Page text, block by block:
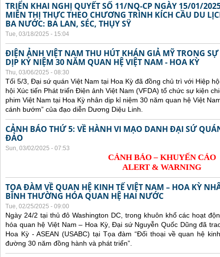
TRIỂN KHAI NGHỊ QUYẾT SỐ 11/NQ-CP NGÀY 15/01/
MIỄN THỊ THỰC THEO CHƯƠNG TRÌNH KÍCH CẦU DU
BA NƯỚC: BA LAN, SÉC, THỤY SŸ
Tue, 03/18/2025 - 15:04
ĐIỆN ẢNH VIỆT NAM THU HÚT KHÁN GIẢ MỸ TRONG
DỊP KỶ NIỆM 30 NĂM QUAN HỆ VIỆT NAM - HOA KỲ
Thu, 03/06/2025 - 08:30
Tối 5/3, Đại sứ quán Việt Nam tại Hoa Kỳ đã đồng chủ trì với Hiệp
hội Xúc tiến Phát triển Điện ảnh Việt Nam (VFDA) tổ chức sự kiện
phim Việt Nam tại Hoa Kỳ nhân dịp kỉ niệm 30 năm quan hệ Việt
cánh bướm” của đạo diễn Dương Diệu Linh.
CẢNH BÁO THỨ 5: VỀ HÀNH VI MẠO DANH ĐẠI SỨ
ĐẢO
Sun, 03/02/2025 - 07:53
CẢNH BÁO – KHUYẾN CÁO
ALERT & WARNING
TỌA ĐÀM VỀ QUAN HỆ KINH TẾ VIỆT NAM – HOA KỲ
BÌNH THƯỜNG HÓA QUAN HỆ HAI NƯỚC
Tue, 02/25/2025 - 09:00
Ngày 24/2 tại thủ đô Washington DC, trong khuôn khổ các hoạt
hóa quan hệ Việt Nam – Hoa Kỳ, Đại sứ Nguyễn Quốc Dũng đã
Hoa Kỳ - ASEAN (USABC) tại Tọa đàm “Đối thoại về quan hệ
đường 30 năm đồng hành và phát triển”.